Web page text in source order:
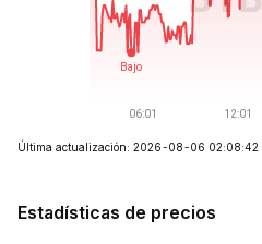
Última actualización: 2026-08-06 02:08:42
Estadísticas de precios